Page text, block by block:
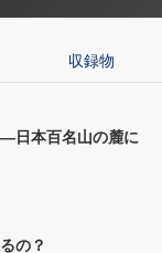
収録物
日本百名山の麓に
の？